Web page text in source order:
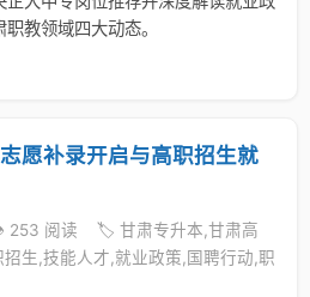
教领域四大动态。
愿补录开启与高职招生就
253 阅读
🏷️ 甘肃专升本,甘肃高
生,技能人才,就业政策,国聘行动,职